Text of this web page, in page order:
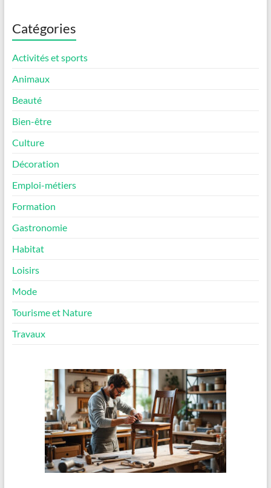
Catégories
Activités et sports
Animaux
Beauté
Bien-être
Culture
Décoration
Emploi-métiers
Formation
Gastronomie
Habitat
Loisirs
Mode
Tourisme et Nature
Travaux